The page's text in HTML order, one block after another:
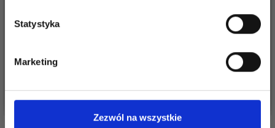
Statystyka
Marketing
Zezwól na wszystkie
ALPACA SILK
Zobacz wszystkie opcje
ZESTAW DELUXE
WYMIENNYCH
DRUTÓW Z ŻYŁKĄ
219,00 zł
Dodaj do koszyka